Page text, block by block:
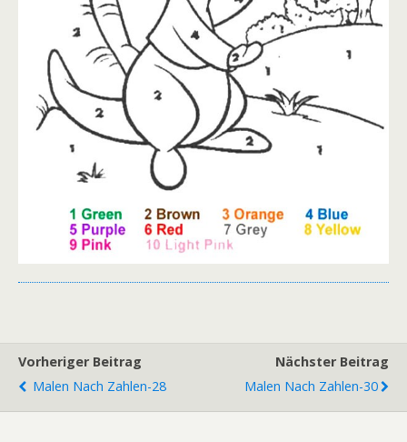
Vorheriger Beitrag
Malen Nach Zahlen-28
Nächster Beitrag
Malen Nach Zahlen-30